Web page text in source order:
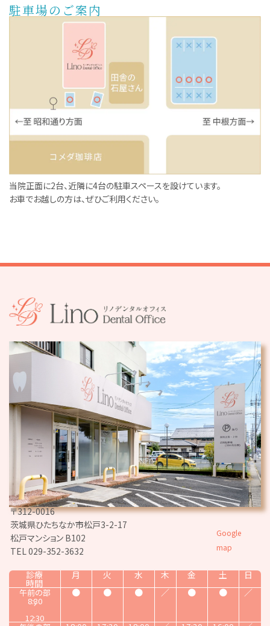
駐車場のご案内
当院正面に2台、近隣に4台の駐車スペースを設けています。
お車でお越しの方は、ぜひご利用ください。
〒312-0016
茨城県ひたちなか市松戸3-2-17
松戸マンション B102
TEL 029-352-3632
Google
map
診療
時間
月 火 水 木 金 土 日
午前の部
8:30
12:30
● ● ● ／ ● ● ／